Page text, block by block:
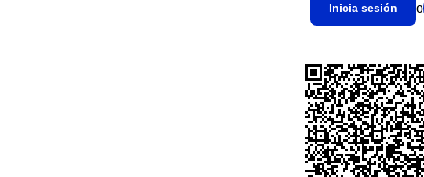
Inicia sesión o